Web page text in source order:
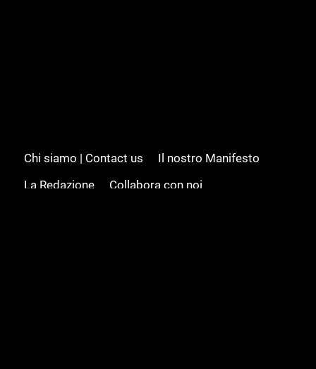
Chi siamo | Contact us
Il nostro Manifesto
La Redazione
Collabora con noi